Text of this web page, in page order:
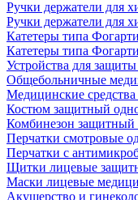
Ручки держатели для
Ручки держатели для
Катетеры типа Фогарти
Катетеры типа
Устройства для
Общебольничные
Медицинские
Костюм защитный
Комбинезон
Перчатки смотровые
Перчатки с
Щитки лицевые
Маски лицевые
Акушерство и